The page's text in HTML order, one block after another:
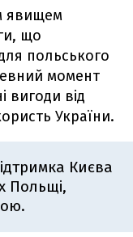
явищем
що
польського
момент
вигоди від
України.
Києва
Польщі,